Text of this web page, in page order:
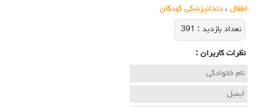
اطفال، دندانپزشکی کودکان
تعداد بازديد : 391
نظرات كاربران :